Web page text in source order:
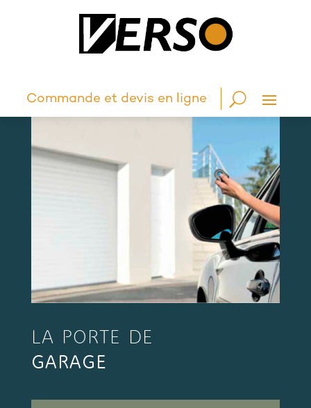
Commande et devis en ligne
LA PORTE DE
GARAGE